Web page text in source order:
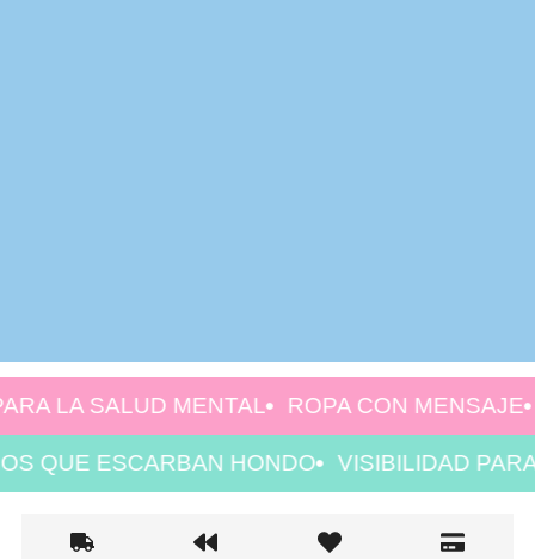
LA SALUD MENTAL ROPA CON MENSAJE
QUE ESCARBAN HONDO VISIBILIDAD